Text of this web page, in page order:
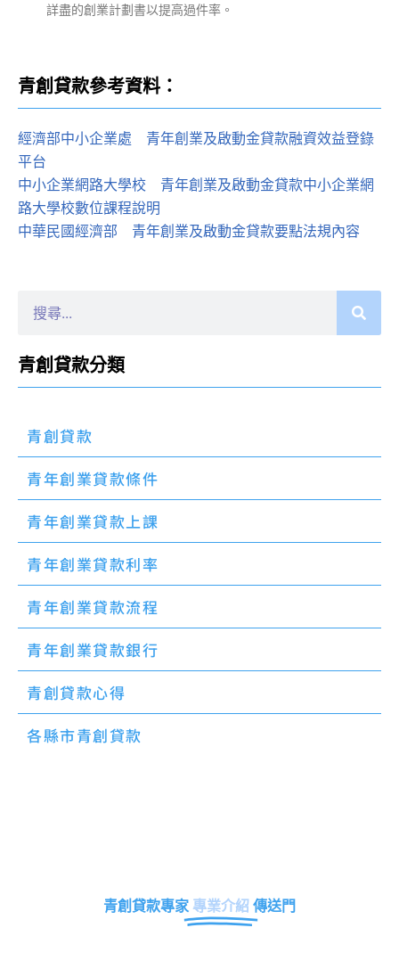
詳盡的創業計劃書以提高過件率。
青創貸款參考資料：
經濟部中小企業處
青年創業及啟動金貸款融資效益登錄
平台
中小企業網路大學校
青年創業及啟動金貸款中小企業網
路大學校數位課程說明
中華民國經濟部
青年創業及啟動金貸款要點法規內容
青創貸款分類
青創貸款
青年創業貸款條件
青年創業貸款上課
青年創業貸款利率
青年創業貸款流程
青年創業貸款銀行
青創貸款心得
各縣市青創貸款
青創貸款專家 專業介紹 傳送門